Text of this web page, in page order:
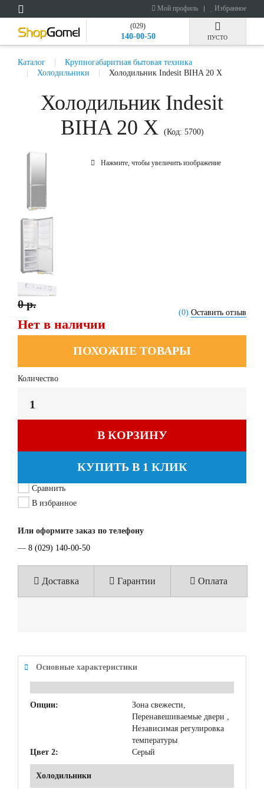
Мой профиль Избранное
(029)
140-00-50 ПУСТО
Каталог
Крупногабаритная бытовая техника
Холодильники
Холодильник Indesit BIHA 20 X
Холодильник Indesit
BIHA 20 X (Код: 5700)
Нажмите, чтобы увеличить изображение
(0) Оставить отзыв
0 р.
Нет в наличии
ПОХОЖИЕ ТОВАРЫ
Количество
В КОРЗИНУ
КУПИТЬ В 1 КЛИК
Сравнить
В избранное
Или оформите заказ по телефону
— 8 (029) 140-00-50
Доставка Гарантии Оплата
Основные характеристики
Опции:
Зона свежести,
Перенавешиваемые двери ,
Независимая регулировка
температуры
Цвет 2:
Серый
Холодильники